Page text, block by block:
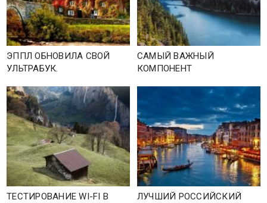
ЭППЛ ОБНОВИЛА СВОЙ
УЛЬТРАБУК.
САМЫЙ ВАЖНЫЙ
КОМПОНЕНТ
ТЕСТИРОВАНИЕ WI-FI В
ЛУЧШИЙ РОССИЙСКИЙ